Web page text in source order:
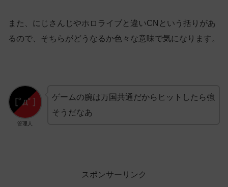
また、にじさんじやホロライブと違いCNという括りがあ
るので、そちらがどうなるか色々な意味で気になります。
管理人
ゲームの腕は万国共通だからヒットしたら強
そうだなあ
スポンサーリンク